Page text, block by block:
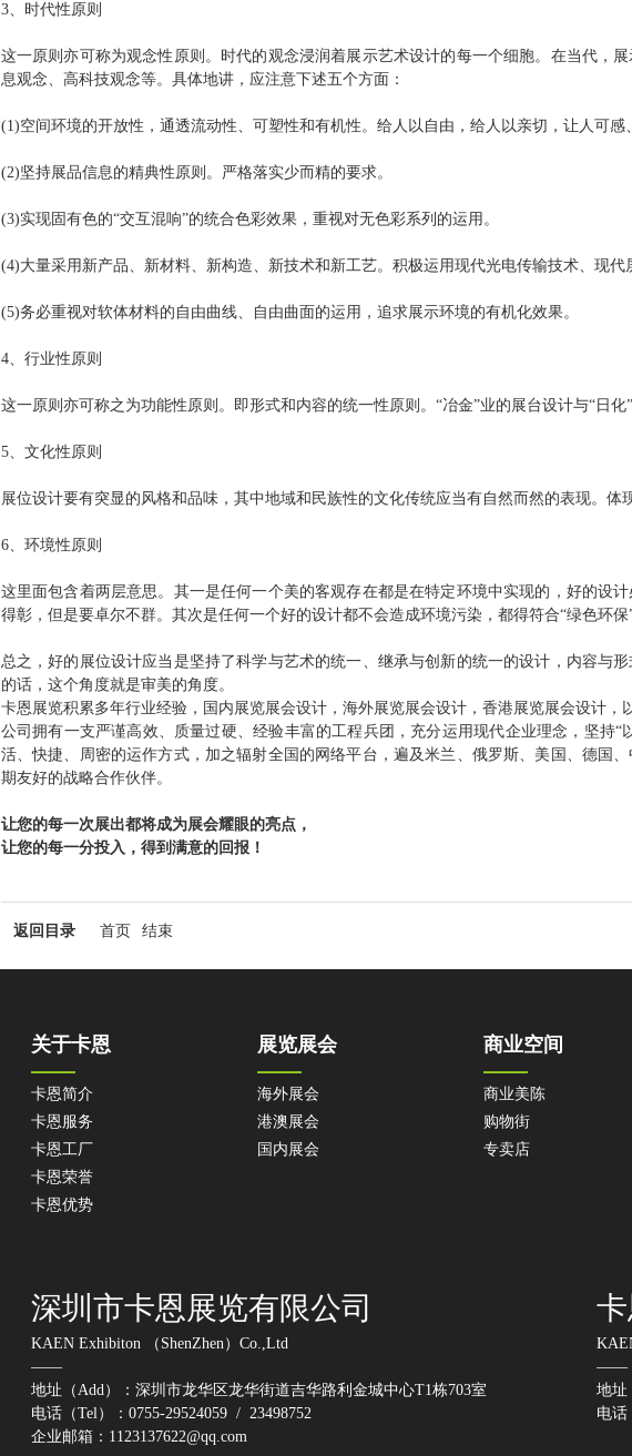
3、时代性原则
这一原则亦可称为观念性原则。时代的观念浸润着展示艺术设计的每一个细胞。在当代，
息观念、高科技观念等。具体地讲，应注意下述五个方面：
(1)空间环境的开放性，通透流动性、可塑性和有机性。给人以自由，给人以亲切，让人可感
(2)坚持展品信息的精典性原则。严格落实少而精的要求。
(3)实现固有色的“交互混响”的统合色彩效果，重视对无色彩系列的运用。
(4)大量采用新产品、新材料、新构造、新技术和新工艺。积极运用现代光电传输技术、现代
(5)务必重视对软体材料的自由曲线、自由曲面的运用，追求展示环境的有机化效果。
4、行业性原则
这一原则亦可称之为功能性原则。即形式和内容的统一性原则。“冶金”业的展台设计与“日
5、文化性原则
展位设计要有突显的风格和品味，其中地域和民族性的文化传统应当有自然而然的表现。
6、环境性原则
这里面包含着两层意思。其一是任何一个美的客观存在都是在特定环境中实现的，好的设
得彰，但是要卓尔不群。其次是任何一个好的设计都不会造成环境污染，都得符合“绿色环保
总之，好的展位设计应当是坚持了科学与艺术的统一、继承与创新的统一的设计，内容与
的话，这个角度就是审美的角度。
卡恩展览积累多年行业经验，国内展览展会设计，海外展览展会设计，香港展览展会设计，
公司拥有一支严谨高效、质量过硬、经验丰富的工程兵团，充分运用现代企业理念，坚持
活、快捷、周密的运作方式，加之辐射全国的网络平台，遍及米兰、俄罗斯、美国、德国
期友好的战略合作伙伴。
让您的每一次展出都将成为展会耀眼的亮点，
让您的每一分投入，得到满意的回报！
返回目录 首页 结束
关于卡恩
卡恩简介
卡恩服务
卡恩工厂
卡恩荣誉
卡恩优势
展览展会
海外展会
港澳展会
国内展会
商业空间
商业美陈
购物街
专卖店
深圳市卡恩展览有限公司
KAEN Exhibiton （ShenZhen）Co.,Ltd
——
地址（Add）：深圳市龙华区龙华街道吉华路利金城中心T1栋703室
电话（Tel）：0755-29524059 / 23498752
企业邮箱：1123137622@qq.com
——
地址
电话